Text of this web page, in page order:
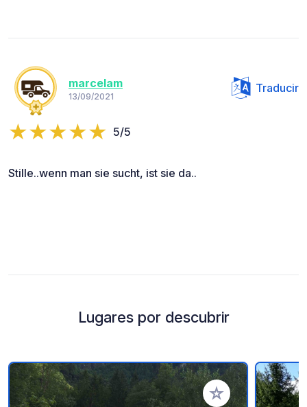
marcelam
13/09/2021
Traducir
5/5
Stille..wenn man sie sucht, ist sie da..
Lugares por descubrir